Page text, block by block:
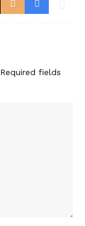
Required fields